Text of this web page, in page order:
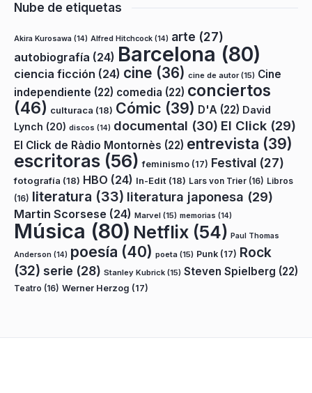
Nube de etiquetas
Akira Kurosawa (14) Alfred Hitchcock (14) arte (27)
autobiografía (24) Barcelona (80)
ciencia ficción (24) cine (36) cine de autor(15) Cine
independiente (22) comedia (22) conciertos
(46) culturaca (18) Cómic (39) D'A (22) David
Lynch (20) discos (14) documental (30) El Click (29)
El Click de Ràdio Montornès (22) entrevista (39)
escritoras (56) feminismo (17) Festival (27)
fotografía (18) HBO (24) In-Edit (18) Lars von Trier (16) Libros
(16) literatura (33) literatura japonesa (29)
Martin Scorsese (24) Marvel (15) memorias (14)
Música (80) Netflix (54) Paul Thomas
Anderson (14) poesía (40) poeta (15) Punk (17) Rock
(32) serie (28) Stanley Kubrick (15) Steven Spielberg (22)
Teatro (16) Werner Herzog (17)